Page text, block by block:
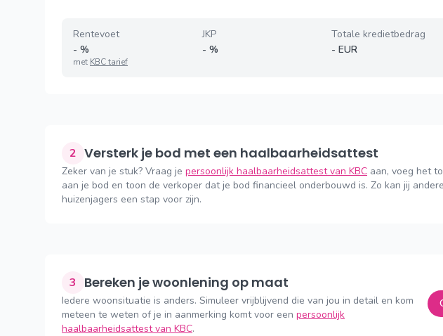
Rentevoet
- %
met KBC tarief
JKP
- %
Totale kredietbedrag
- EUR
2 Versterk je bod met een haalbaarheidsattest
Zeker van je stuk? Vraag je persoonlijk haalbaarheidsattest van KBC aan, voeg het
aan je bod en toon de verkoper dat je bod financieel onderbouwd is. Zo kan jij andere
huizenjagers een stap voor zijn.
3 Bereken je woonlening op maat
Iedere woonsituatie is anders. Simuleer vrijblijvend die van jou in detail en kom
meteen te weten of je in aanmerking komt voor een persoonlijk
haalbaarheidsattest van KBC.